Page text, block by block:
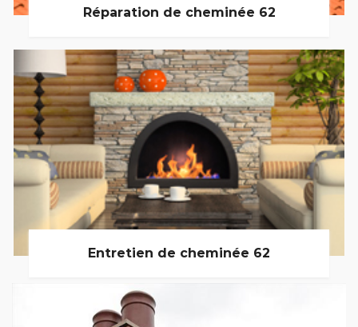
Réparation de cheminée 62
Entretien de cheminée 62